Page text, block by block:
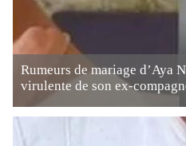
Rumeurs de mariage d’Aya
virulente de son ex-